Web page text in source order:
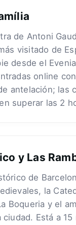
de Antoni
visitado de
desde el
online
antelación; las
superar las 2
y Las
de
la
Boqueria y el
Está a